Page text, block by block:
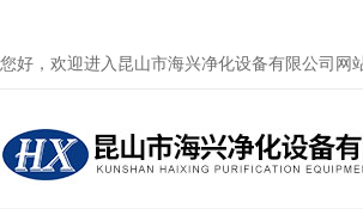
您好，欢迎进入昆山市海兴净化设备有限公司网